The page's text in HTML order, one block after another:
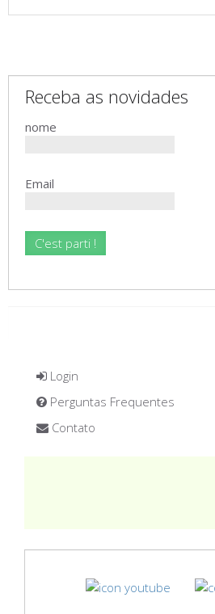
-
-
Receba as novidades
nome
Email
Login
Perguntas Frequentes
Contato